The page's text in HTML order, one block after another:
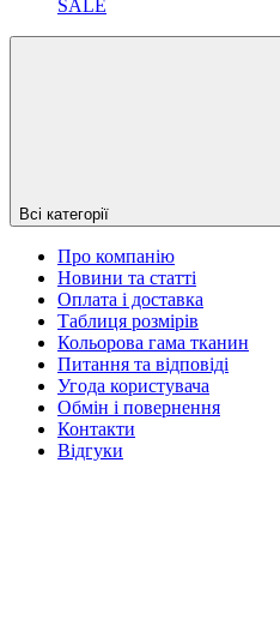
SALE
Всі категорії
Про компанію
Новини та статті
Оплата і доставка
Таблиця розмірів
Кольорова гама тканин
Питання та відповіді
Угода користувача
Обмін і повернення
Контакти
Відгуки